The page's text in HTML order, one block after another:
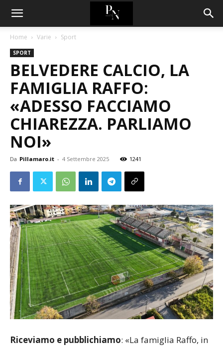
Home Varie Sport
SPORT
BELVEDERE CALCIO, LA
FAMIGLIA RAFFO:
«ADESSO FACCIAMO
CHIAREZZA. PARLIAMO
NOI»
Da Pillamaro.it - 4 Settembre 2025 1241
Riceviamo e pubblichiamo: «La famiglia Raffo, in